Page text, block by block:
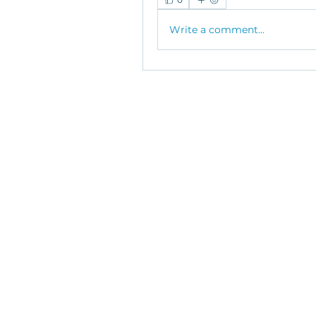
Write a comment...